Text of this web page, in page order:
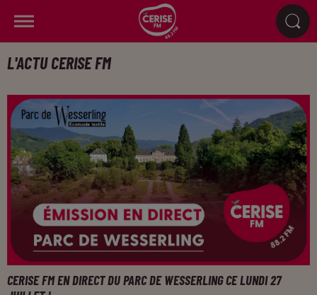
L'ACTU CERISE FM
CERISE FM EN DIRECT DU PARC DE WESSERLING CE LUNDI 27